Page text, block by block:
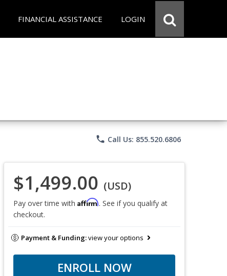
FINANCIAL ASSISTANCE LOGIN
phone Call Us: 855.520.6806
$1,499.00 (USD)
Pay over time with Affirm. See if you qualify at
checkout.
Payment & Funding:view your options
ENROLL NOW